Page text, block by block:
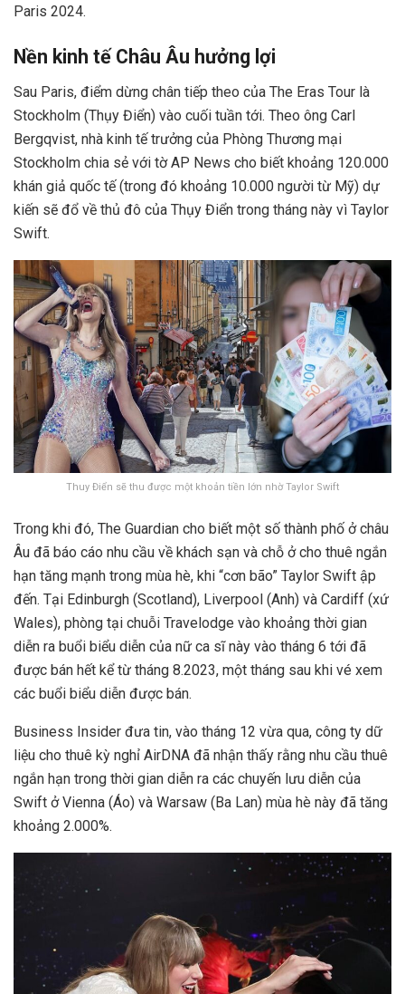
Paris 2024.
Nền kinh tế Châu Âu hưởng lợi
Sau Paris, điểm dừng chân tiếp theo của The Eras Tour là
Stockholm (Thụy Điển) vào cuối tuần tới. Theo ông Carl
Bergqvist, nhà kinh tế trưởng của Phòng Thương mại
Stockholm chia sẻ với tờ AP News cho biết khoảng 120.000
khán giả quốc tế (trong đó khoảng 10.000 người từ Mỹ) dự
kiến sẽ đổ về thủ đô của Thụy Điển trong tháng này vì Taylor
Swift.
Thuy Điển sẽ thu được một khoản tiền lớn nhờ Taylor Swift
Trong khi đó, The Guardian cho biết một số thành phố ở châu
Âu đã báo cáo nhu cầu về khách sạn và chỗ ở cho thuê ngắn
hạn tăng mạnh trong mùa hè, khi “cơn bão” Taylor Swift ập
đến. Tại Edinburgh (Scotland), Liverpool (Anh) và Cardiff (xứ
Wales), phòng tại chuỗi Travelodge vào khoảng thời gian
diễn ra buổi biểu diễn của nữ ca sĩ này vào tháng 6 tới đã
được bán hết kể từ tháng 8.2023, một tháng sau khi vé xem
các buổi biểu diễn được bán.
Business Insider đưa tin, vào tháng 12 vừa qua, công ty dữ
liệu cho thuê kỳ nghỉ AirDNA đã nhận thấy rằng nhu cầu thuê
ngắn hạn trong thời gian diễn ra các chuyến lưu diễn của
Swift ở Vienna (Áo) và Warsaw (Ba Lan) mùa hè này đã tăng
khoảng 2.000%.